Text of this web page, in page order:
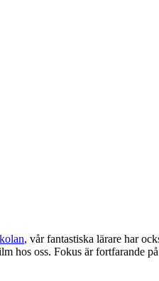
, vår fantastiska lärare har
oss. Fokus är fortfarande